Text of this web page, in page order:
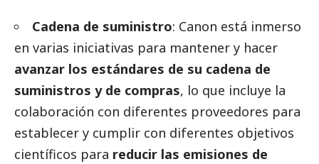
Cadena de suministro: Canon está inmerso
en varias iniciativas para mantener y hacer
avanzar los estándares de su cadena de
suministros y de compras, lo que incluye la
colaboración con diferentes proveedores para
establecer y cumplir con diferentes objetivos
científicos para reducir las emisiones de